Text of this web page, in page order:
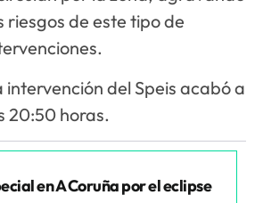
riesgos de este tipo de
intervención del Speis acabó a
20:50 horas.
en A Coruña por el eclipse